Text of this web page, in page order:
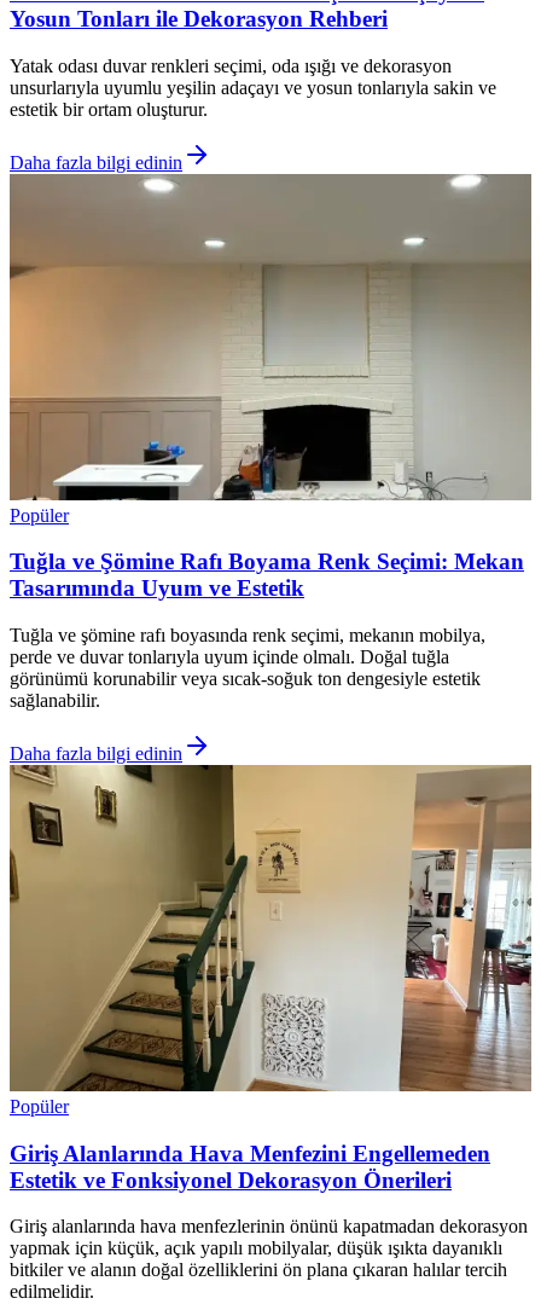
Yosun Tonları ile Dekorasyon Rehberi
Yatak odası duvar renkleri seçimi, oda ışığı ve dekorasyon
unsurlarıyla uyumlu yeşilin adaçayı ve yosun tonlarıyla sakin ve
estetik bir ortam oluşturur.
Daha fazla bilgi edinin
Popüler
Tuğla ve Şömine Rafı Boyama Renk Seçimi: Mekan
Tasarımında Uyum ve Estetik
Tuğla ve şömine rafı boyasında renk seçimi, mekanın mobilya,
perde ve duvar tonlarıyla uyum içinde olmalı. Doğal tuğla
görünümü korunabilir veya sıcak-soğuk ton dengesiyle estetik
sağlanabilir.
Daha fazla bilgi edinin
Popüler
Giriş Alanlarında Hava Menfezini Engellemeden
Estetik ve Fonksiyonel Dekorasyon Önerileri
Giriş alanlarında hava menfezlerinin önünü kapatmadan dekorasyon
yapmak için küçük, açık yapılı mobilyalar, düşük ışıkta dayanıklı
bitkiler ve alanın doğal özelliklerini ön plana çıkaran halılar tercih
edilmelidir.